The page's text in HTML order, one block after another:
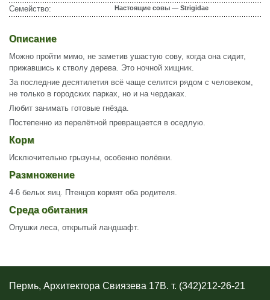
Семейство: Настоящие совы — Strigidae
Описание
Можно пройти мимо, не заметив ушастую сову, когда она сидит,
прижавшись к стволу дерева. Это ночной хищник.
За последние десятилетия всё чаще селится рядом с человеком,
не только в городских парках, но и на чердаках.
Любит занимать готовые гнёзда.
Постепенно из перелётной превращается в оседлую.
Корм
Исключительно грызуны, особенно полёвки.
Размножение
4-6 белых яиц. Птенцов кормят оба родителя.
Среда обитания
Опушки леса, открытый ландшафт.
Пермь, Архитектора Свиязева 17В. т. (342)212-26-21